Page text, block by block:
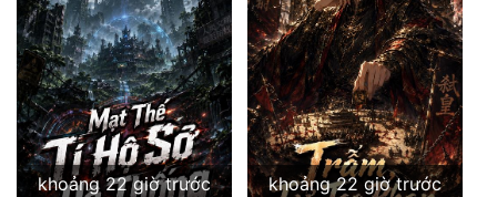
Vô Địch Lưu
Xây Dựng Thế Lực
Đam Mỹ
Đẹp
Đẹp Hiệpkhoảng 22 giờ trước
khoảng 22 giờ trước